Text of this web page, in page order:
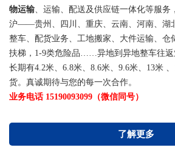
物运输 、运输、配送及供应链一体化等服务
沪——贵州、四川、重庆、云南、河南、湖
整车、配货业务、工地搬家、大件运输、仓
扶梯，1-9类危险品……异地到异地整车往返
长期有4.2米、6.8米、8.6米、9.6米、13米
货。真诚期待与您的每一次合作。
业务电话 15190093099（微信同号）
了解更多